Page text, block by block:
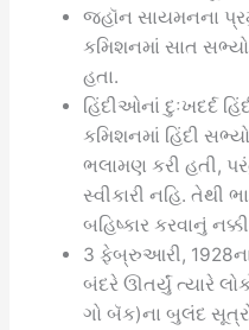
જ્હૉન સાયમનના
કમિશનમાં સાત
હતા.
હિંદીઓનાં દુઃખદર્દ
કમિશનમાં હિંદી
ભલામણ કરી હતી,
સ્વીકારી નહિ. તેથી
બહિષ્કાર કરવાનું
3 ફેબ્રુઆરી,
બંદરે ઊતર્યું ત્યારે
ગો બૅક)ના બુલંદ